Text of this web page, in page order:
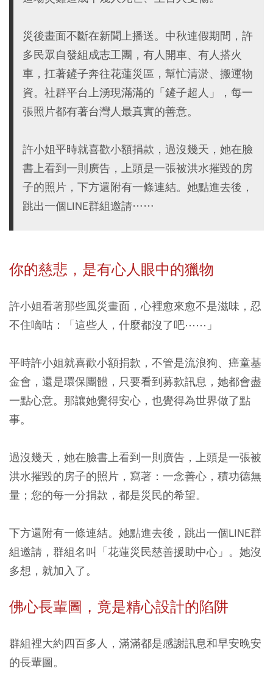
災後畫面不斷在新聞上播送。中秋連假期間，許
多民眾自發組成志工團，有人開車、有人搭火
車，扛著鏟子奔往花蓮災區，幫忙清淤、搬運物
資。社群平台上湧現滿滿的「鏟子超人」，每一
張照片都有著台灣人最真實的善意。
許小姐平時就喜歡小額捐款，過沒幾天，她在臉
書上看到一則廣告，上頭是一張被洪水摧毀的房
子的照片，下方還附有一條連結。她點進去後，
跳出一個LINE群組邀請……
你的慈悲，是有心人眼中的獵物
許小姐看著那些風災畫面，心裡愈來愈不是滋味，忍
不住嘀咕：「這些人，什麼都沒了吧⋯⋯」
平時許小姐就喜歡小額捐款，不管是流浪狗、癌童基
金會，還是環保團體，只要看到募款訊息，她都會盡
一點心意。那讓她覺得安心，也覺得為世界做了點
事。
過沒幾天，她在臉書上看到一則廣告，上頭是一張被
洪水摧毀的房子的照片，寫著：一念善心，積功德無
量；您的每一分捐款，都是災民的希望。
下方還附有一條連結。她點進去後，跳出一個LINE群
組邀請，群組名叫「花蓮災民慈善援助中心」。她沒
多想，就加入了。
佛心長輩圖，竟是精心設計的陷阱
群組裡大約四百多人，滿滿都是感謝訊息和早安晚安
的長輩圖。